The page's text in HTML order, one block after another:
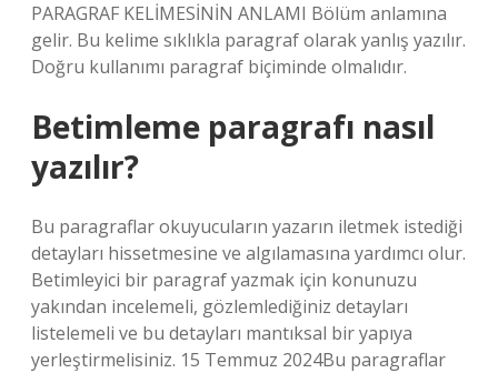
PARAGRAF KELİMESİNİN ANLAMI Bölüm anlamına
gelir. Bu kelime sıklıkla paragraf olarak yanlış yazılır.
Doğru kullanımı paragraf biçiminde olmalıdır.
Betimleme paragrafı nasıl
yazılır?
Bu paragraflar okuyucuların yazarın iletmek istediği
detayları hissetmesine ve algılamasına yardımcı olur.
Betimleyici bir paragraf yazmak için konunuzu
yakından incelemeli, gözlemlediğiniz detayları
listelemeli ve bu detayları mantıksal bir yapıya
yerleştirmelisiniz. 15 Temmuz 2024Bu paragraflar